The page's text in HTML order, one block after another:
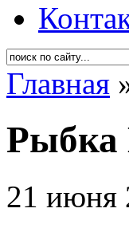
Главная
Рыбка
21 июня